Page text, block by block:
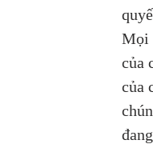
Mọi
của
của